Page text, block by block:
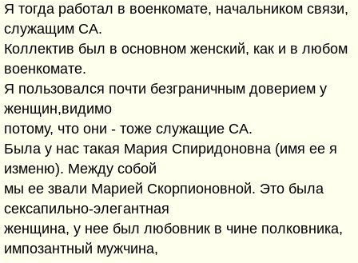
Я тогда работал в военкомате, начальником связи,
служащим СА.
Коллектив был в основном женский, как и в любом
военкомате.
Я пользовался почти безграничным доверием у
женщин,видимо
потому, что они - тоже служащие СА.
Была у нас такая Мария Спиридоновна (имя ее я
изменю). Между собой
мы ее звали Марией Скорпионовной. Это была
сексапильно-элегантная
женщина, у нее был любовник в чине полковника,
импозантный мужчина,